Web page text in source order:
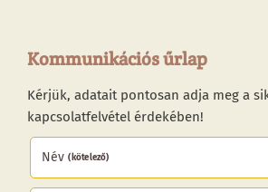
Kommunikációs űrlap
Kérjük, adatait pontosan adja meg a
kapcsolatfelvétel érdekében!
Név (kötelező)